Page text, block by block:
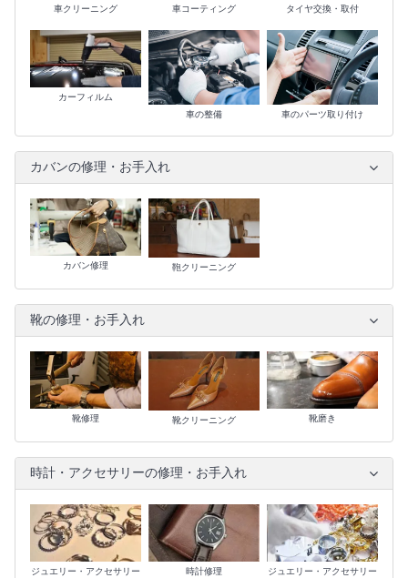
車クリーニング 車コーティング タイヤ交換・取付
カーフィルム
車の整備
車のパーツ取り付け
カバンの修理・お手入れ
カバン修理 鞄クリーニング
靴の修理・お手入れ
靴修理 靴クリーニング 靴磨き
時計・アクセサリーの修理・お手入れ
ジュエリー・アクセサリー
時計修理
ジュエリー・アクセサリー